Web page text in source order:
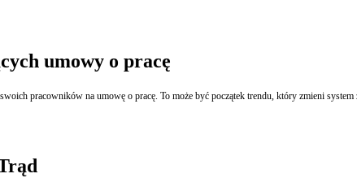
umowy o pracę
pracowników na umowę o pracę. To może być początek trendu, który zmieni